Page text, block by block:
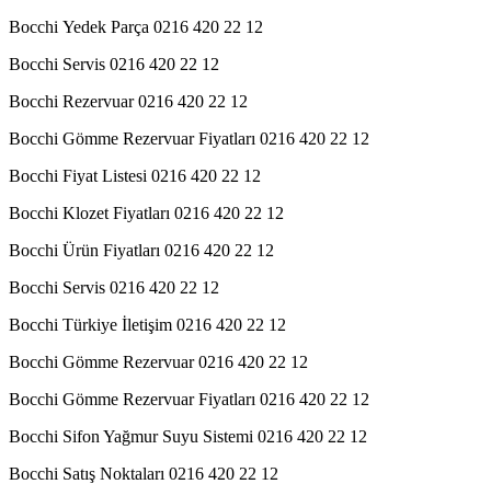
Bocchi Yedek Parça 0216 420 22 12
Bocchi Servis 0216 420 22 12
Bocchi Rezervuar 0216 420 22 12
Bocchi Gömme Rezervuar Fiyatları 0216 420 22 12
Bocchi Fiyat Listesi 0216 420 22 12
Bocchi Klozet Fiyatları 0216 420 22 12
Bocchi Ürün Fiyatları 0216 420 22 12
Bocchi Servis 0216 420 22 12
Bocchi Türkiye İletişim 0216 420 22 12
Bocchi Gömme Rezervuar 0216 420 22 12
Bocchi Gömme Rezervuar Fiyatları 0216 420 22 12
Bocchi Sifon Yağmur Suyu Sistemi 0216 420 22 12
Bocchi Satış Noktaları 0216 420 22 12